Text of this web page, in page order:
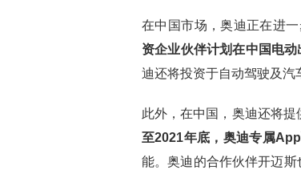
在中国市场，奥迪正在进
资企业伙伴计划在中国电动
迪还将投资于自动驾驶及汽
此外，在中国，奥迪还将提
至2021年底，奥迪专属
能。奥迪的合作伙伴开迈